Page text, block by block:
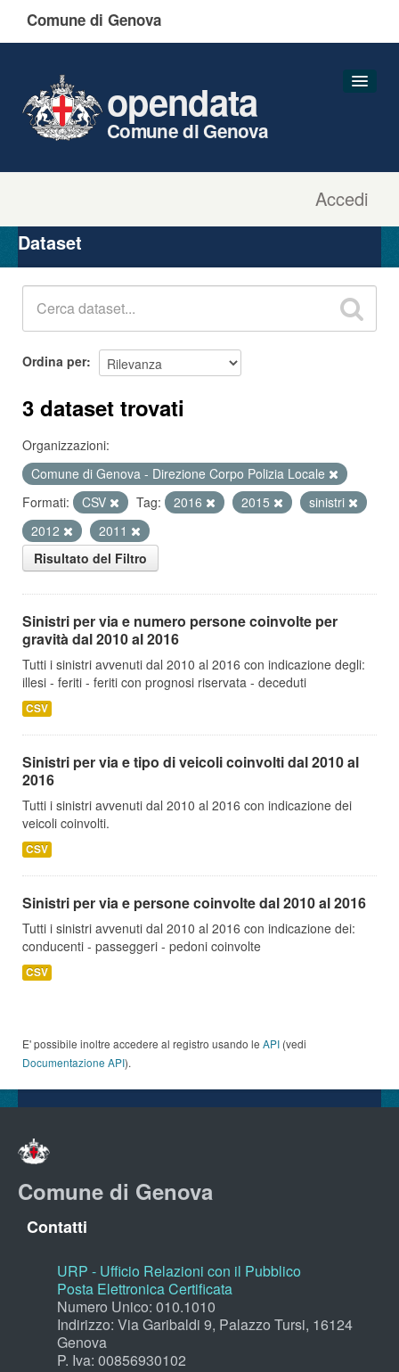
Comune di Genova
Accedi
opendata
Comune di Genova
Organizzazioni
Gruppi
Dataset
Ordina per
3 dataset trovati
Organizzazioni:
Comune di Genova - Direzione Corpo Polizia Locale
Formati:
CSV Tag: 2016 2015
sinistri
2012
2011
Risultato del Filtro
Sinistri per via e numero persone coinvolte per
gravità dal 2010 al 2016
Tutti i sinistri avvenuti dal 2010 al 2016 con indicazione degli:
illesi - feriti - feriti con prognosi riservata - deceduti
CSV
Sinistri per via e tipo di veicoli coinvolti dal 2010 al
2016
Tutti i sinistri avvenuti dal 2010 al 2016 con indicazione dei
veicoli coinvolti.
CSV
Sinistri per via e persone coinvolte dal 2010 al 2016
Tutti i sinistri avvenuti dal 2010 al 2016 con indicazione dei:
conducenti - passeggeri - pedoni coinvolte
CSV
E' possibile inoltre accedere al registro usando le API (vedi
Documentazione API).
Comune di Genova
Contatti
URP - Ufficio Relazioni con il Pubblico
Posta Elettronica Certificata
Numero Unico: 010.1010
Indirizzo: Via Garibaldi 9, Palazzo Tursi, 16124
Genova
P. Iva: 00856930102